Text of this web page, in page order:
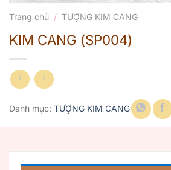
Trang chủ / TƯỢNG KIM CANG
KIM CANG (SP004)
Danh mục: TƯỢNG KIM CANG